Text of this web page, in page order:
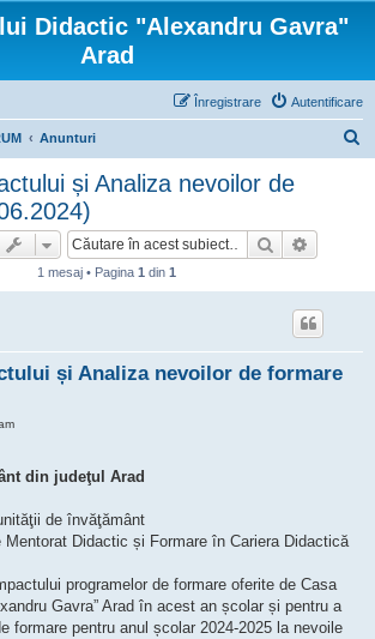
Didactic "Alexandru Gavra"
Arad
Autentificare
Înregistrare
Anunturi
și Analiza nevoilor de
Căutare
1 mesaj • Pagina 1 din 1
și Analiza nevoilor de formare
din judeţul Arad
de învăţământ
Mentorat Didactic și Formare în Cariera Didactică
programelor de formare oferite de Casa
Gavra” Arad în acest an școlar și pentru a
formare pentru anul școlar 2024-2025 la nevoile